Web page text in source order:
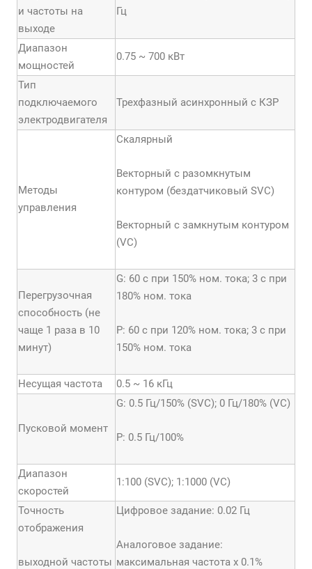
и частоты на
выходе
Гц
Диапазон
мощностей
0.75 ~ 700 кВт
Тип
подключаемого
электродвигателя
Трехфазный асинхронный с КЗР
Методы
управления
Скалярный
Векторный с разомкнутым
контуром (бездатчиковый SVC)
Векторный с замкнутым контуром
(VC)
Перегрузочная
способность (не
чаще 1 раза в 10
минут)
G: 60 с при 150% ном. тока; 3 с при
180% ном. тока
P: 60 с при 120% ном. тока; 3 с при
150% ном. тока
Несущая частота 0.5 ~ 16 кГц
Пусковой момент
G: 0.5 Гц/150% (SVC); 0 Гц/180% (VC)
Р: 0.5 Гц/100%
Диапазон
скоростей
1:100 (SVC); 1:1000 (VC)
Точность
отображения
выходной частоты
Цифровое задание: 0.02 Гц
Аналоговое задание:
максимальная частота х 0.1%